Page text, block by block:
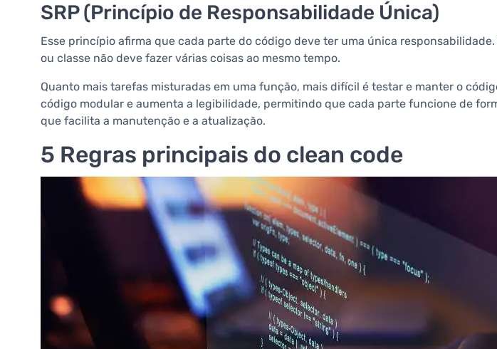
SRP (Princípio de Responsabilidade Única)
Esse princípio afirma que cada parte do código deve ter uma única
ou classe não deve fazer várias coisas ao mesmo tempo.
Quanto mais tarefas misturadas em uma função, mais difícil é testar e manter o
código modular e aumenta a legibilidade, permitindo que cada parte funcione de
que facilita a manutenção e a atualização.
5 Regras principais do clean code